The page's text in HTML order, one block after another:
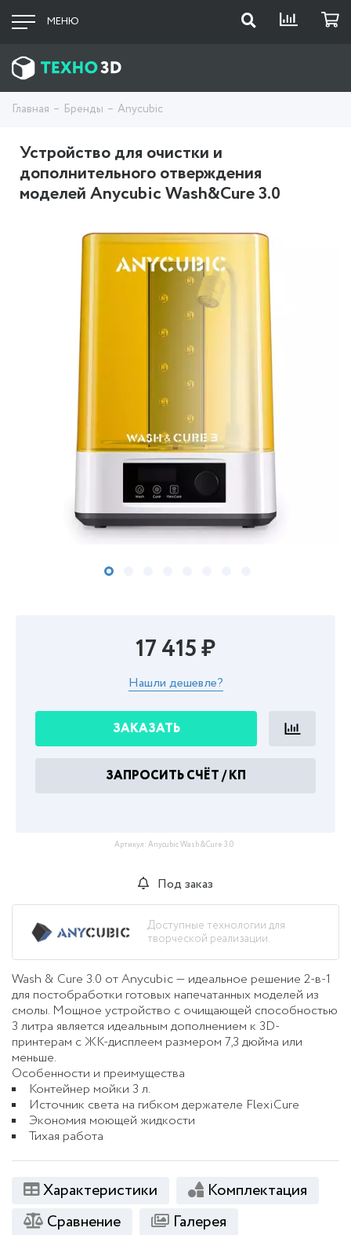
МЕНЮ
Главная Бренды Anycubic
Устройство для очистки и
дополнительного отверждения
моделей Anycubic Wash&Cure 3.0
Под заказ
Доступные технологии для
творческой реализации.
Wash & Cure 3.0 от Anycubic— идеальное решение 2-в-1
для постобработки готовых напечатанных моделей из
смолы. Мощное устройство с очищающей способностью
3 литра является идеальным дополнением к 3D-
принтерам с ЖК-дисплеем размером 7,3 дюйма или
меньше.
Особенности и преимущества
Контейнер мойки 3 л.
Источник света на гибком держателе FlexiCure
Экономия моющей жидкости
Тихая работа
Характеристики
Комплектация
Сравнение
Галерея
17 415 ₽
Нашли дешевле?
ЗАКАЗАТЬ
ЗАПРОСИТЬ СЧЁТ / КП
Артикул: Anycubic Wash&Cure 3.0